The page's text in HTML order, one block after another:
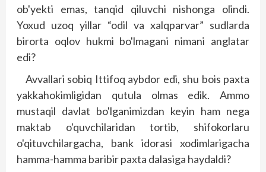
ob'yekti emas, tanqid qiluvchi nishonga olindi.
Yoxud uzoq yillar “odil va xalqparvar” sudlarda
birorta oqlov hukmi bo'lmagani nimani anglatar
edi?
Avvallari sobiq Ittifoq aybdor edi, shu bois paxta
yakkahokimligidan qutula olmas edik. Ammo
mustaqil davlat bo'lganimizdan keyin ham nega
maktab o'quvchilaridan tortib, shifokorlaru
o'qituvchilargacha, bank idorasi xodimlarigacha
hamma-hamma baribir paxta dalasiga haydaldi?